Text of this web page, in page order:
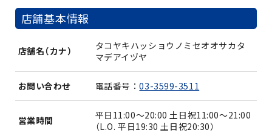
店舗基本情報
店舗名（カナ）
タコヤキハッショウノミセオオサカタ
マデアイヅヤ
お問い合わせ 電話番号：03-3599-3511
営業時間
平日11:00～20:00 土日祝11:00～21:00
（L.O. 平日19:30 土日祝20:30）